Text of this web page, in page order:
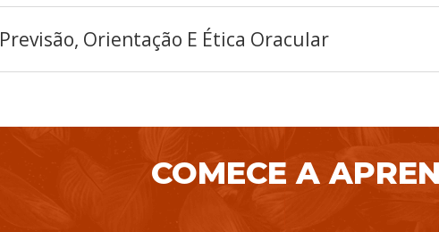
Previsão, Orientação E Ética Oracular
COMECE A